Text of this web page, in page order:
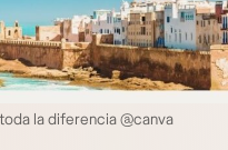
la diferencia @canva